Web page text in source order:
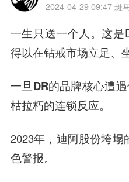
2024-04-29 09:47 斑
一生只送一个人。这是
得以在钻戒市场立足、
一旦DR的品牌核心遭
枯拉朽的连锁反应。
2023年，迪阿股份垮塌
色警报。